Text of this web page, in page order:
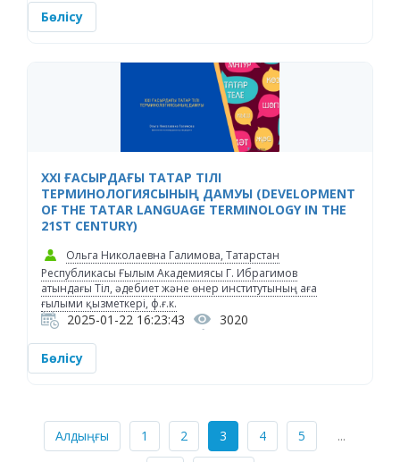
Бөлісу
XXI ҒАСЫРДАҒЫ ТАТАР ТІЛІ
ТЕРМИНОЛОГИЯСЫНЫҢ ДАМУЫ (DEVELOPMENT
OF THE TATAR LANGUAGE TERMINOLOGY IN THE
21ST CENTURY)
Ольга Николаевна Галимова, Татарстан
Республикасы Ғылым Академиясы Г. Ибрагимов
атындағы Тіл, әдебиет және өнер институтының аға
ғылыми қызметкері, ф.ғ.к.
2025-01-22 16:23:43 3020
Бөлісу
Алдыңғы 1 2 3 4 5 ...